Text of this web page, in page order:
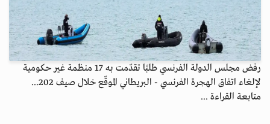
رفض مجلس الدولة الفرنسي طلبًا تقدّمت به 17 منظمة غير حكومية
لإلغاء اتفاق الهجرة الفرنسي - البريطاني الموقّع خلال صيف 202...
متابعة القراءة ...